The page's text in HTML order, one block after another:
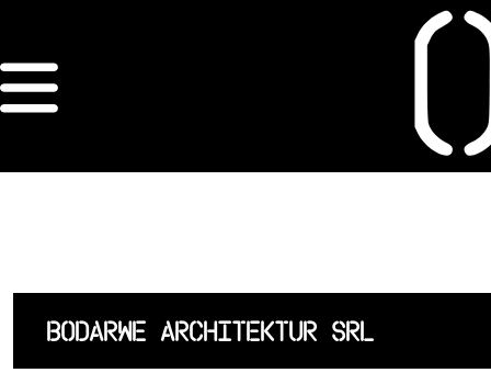
ORDRE DES
ARCHITECTES
LISTE DES
ARCHITECTES
BODARWE ARCHITEKTUR SRL